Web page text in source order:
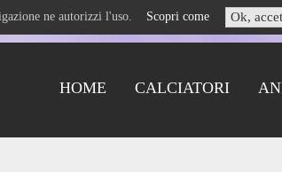
ne autorizzi l'uso. Scopri come Ok,
HOME CALCIATORI